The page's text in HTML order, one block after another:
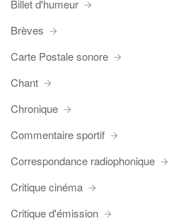
Billet d'humeur
Brèves
Carte Postale sonore
Chant
Chronique
Commentaire sportif
Correspondance radiophonique
Critique cinéma
Critique d'émission